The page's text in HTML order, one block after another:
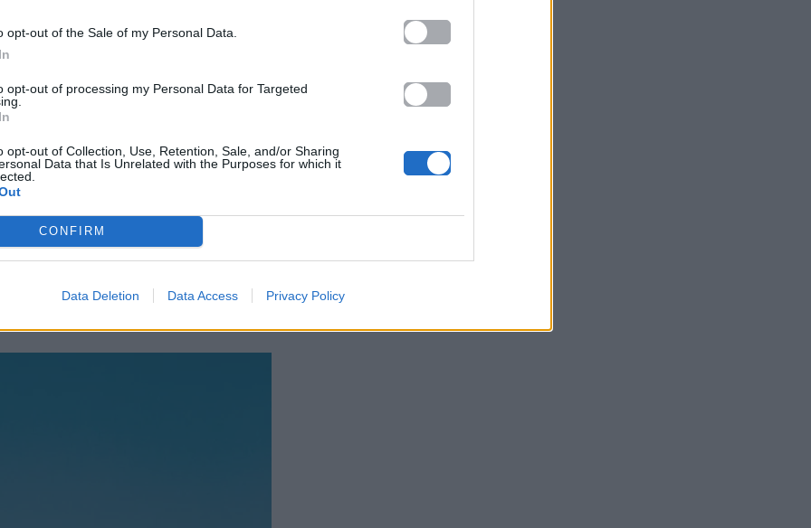
opt-out of the Sale of my Personal Data.
opt-out of processing my Personal Data for Targeted
opt-out of Collection, Use, Retention, Sale, and/or Sharing
Data that Is Unrelated with the Purposes for which it
CONFIRM
Data Deletion Data Access Privacy Policy
στις καλοκαιρινές διακοπές
επιλογές πριν μπουν στο δεύτερο μισό